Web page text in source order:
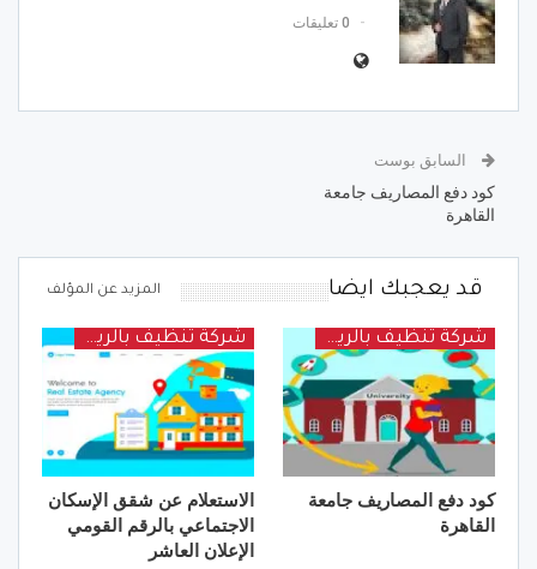
0 تعليقات
السابق بوست
كود دفع المصاريف جامعة
القاهرة
قد يعجبك ايضا المزيد عن المؤلف
شركة تنظيف بالرياض
كود دفع المصاريف جامعة
القاهرة
شركة تنظيف بالرياض
الاستعلام عن شقق الإسكان
الاجتماعي بالرقم القومي
الإعلان العاشر